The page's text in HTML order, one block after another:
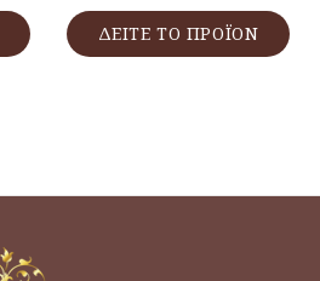
ΔΕΙΤΕ ΤΟ ΠΡΟΪΟΝ